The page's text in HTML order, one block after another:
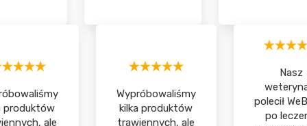
produktów
ale
Wypróbowaliśmy
kilka produktów
trawiennych, ale
Nasz
polecił
po